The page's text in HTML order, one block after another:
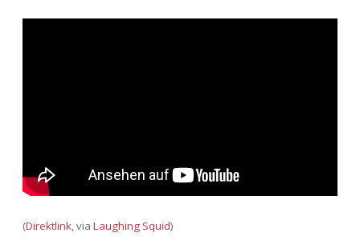
Adventskalender 2019
Adventskalender 2020
(Direktlink, via Laughing Squid)